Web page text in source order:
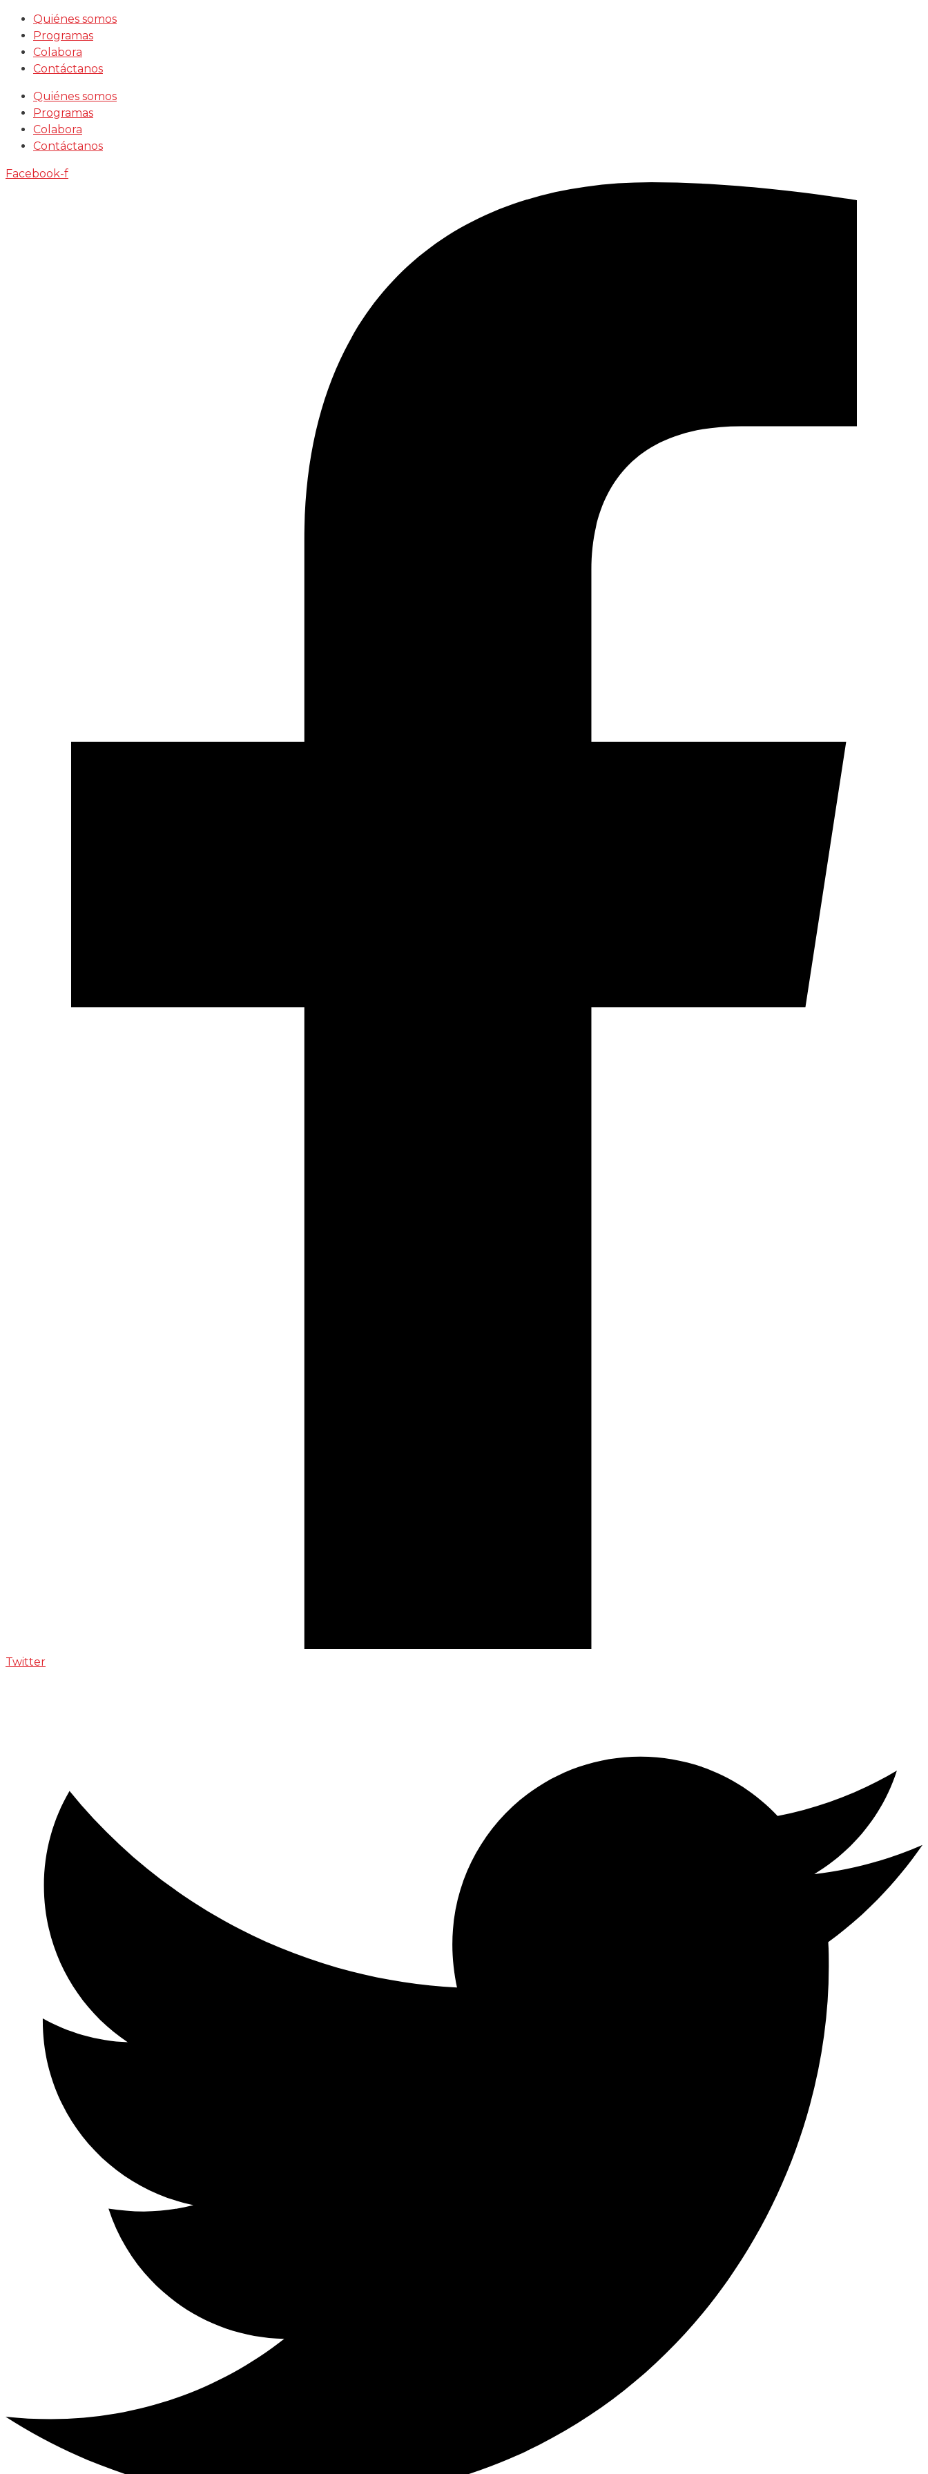
Saltar
contenido
Quiénes somos
Programas
Colabora
Contáctanos
Quiénes somos
Programas
Colabora
Contáctanos
Facebook-f
Twitter